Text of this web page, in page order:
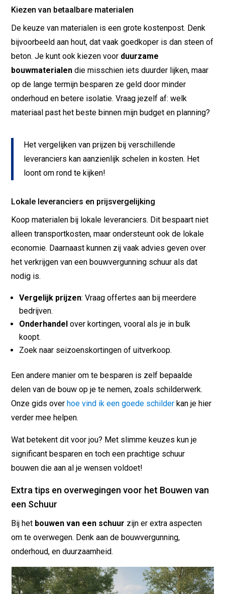
Kiezen van betaalbare materialen
De keuze van materialen is een grote kostenpost. Denk
bijvoorbeeld aan hout, dat vaak goedkoper is dan steen of
beton. Je kunt ook kiezen voor duurzame
bouwmaterialen die misschien iets duurder lijken, maar
op de lange termijn besparen ze geld door minder
onderhoud en betere isolatie. Vraag jezelf af: welk
materiaal past het beste binnen mijn budget en planning?
Het vergelijken van prijzen bij verschillende
leveranciers kan aanzienlijk schelen in kosten. Het
loont om rond te kijken!
Lokale leveranciers en prijsvergelijking
Koop materialen bij lokale leveranciers. Dit bespaart niet
alleen transportkosten, maar ondersteunt ook de lokale
economie. Daarnaast kunnen zij vaak advies geven over
het verkrijgen van een bouwvergunning schuur als dat
nodig is.
Vergelijk prijzen: Vraag offertes aan bij meerdere
bedrijven.
Onderhandel over kortingen, vooral als je in bulk
koopt.
Zoek naar seizoenskortingen of uitverkoop.
Een andere manier om te besparen is zelf bepaalde
delen van de bouw op je te nemen, zoals schilderwerk.
Onze gids overhoe vind ik een goede schilder kan je hier
verder mee helpen.
Wat betekent dit voor jou? Met slimme keuzes kun je
significant besparen en toch een prachtige schuur
bouwen die aan al je wensen voldoet!
Extra tips en overwegingen voor het Bouwen van
een Schuur
Bij het bouwen van een schuur zijn er extra aspecten
om te overwegen. Denk aan de bouwvergunning,
onderhoud, en duurzaamheid.